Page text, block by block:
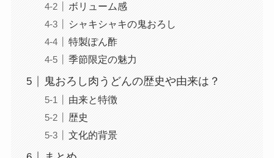
ボリューム感
シャキシャキの鬼おろし
特製ぽん酢
季節限定の魅力
鬼おろし肉うどんの歴史や由来は？
由来と特徴
歴史
文化的背景